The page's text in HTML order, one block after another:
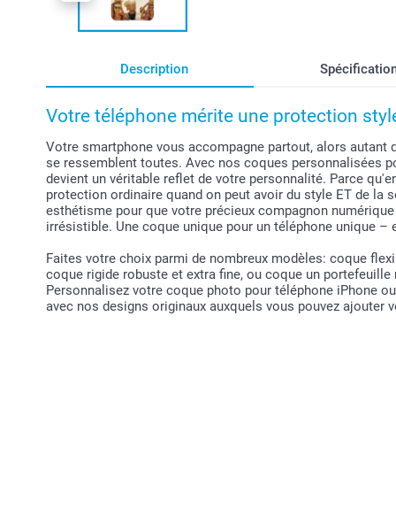
Description
Votre téléphone mérite une protection
Votre smartphone vous accompagne partout, alors
se ressemblent toutes. Avec nos coques personnalisées
devient un véritable reflet de votre personnalité. Parce
protection ordinaire quand on peut avoir du style ET de la
esthétisme pour que votre précieux compagnon
irrésistible. Une coque unique pour un téléphone unique –
Faites votre choix parmi de nombreux modèles: coque
coque rigide robuste et extra fine, ou coque un
Personnalisez votre coque photo pour téléphone iPhone
avec nos designs originaux auxquels vous pouvez ajouter